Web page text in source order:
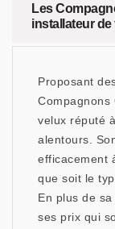
Les
installateur de
Proposant
Compagnons
velux réputé
alentours.
efficacement
que soit le
En plus de
ses prix qui